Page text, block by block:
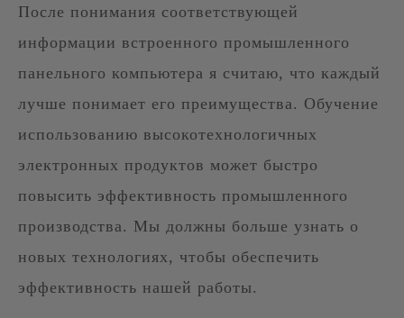
После понимания соответствующей
информации встроенного промышленного
панельного компьютера я считаю, что каждый
лучше понимает его преимущества. Обучение
использованию высокотехнологичных
электронных продуктов может быстро
повысить эффективность промышленного
производства. Мы должны больше узнать о
новых технологиях, чтобы обеспечить
эффективность нашей работы.